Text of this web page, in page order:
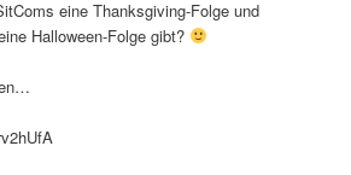
eine Thanksgiving-Folge und
Halloween-Folge gibt?